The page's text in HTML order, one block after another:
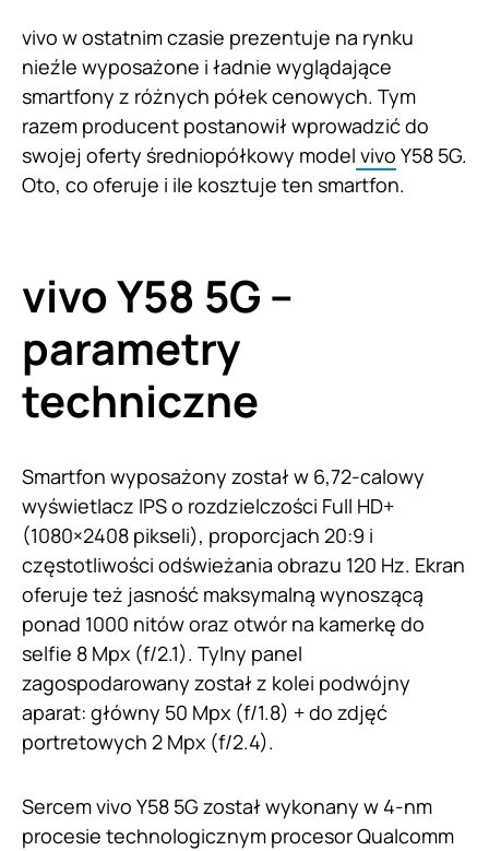
vivo w ostatnim czasie prezentuje na rynku
nieźle wyposażone i ładnie wyglądające
smartfony z różnych półek cenowych. Tym
razem producent postanowił wprowadzić do
swojej oferty średniopółkowy model vivo Y58 5G.
Oto, co oferuje i ile kosztuje ten smartfon.
vivo Y58 5G –
parametry
techniczne
Smartfon wyposażony został w 6,72-calowy
wyświetlacz IPS o rozdzielczości Full HD+
(1080×2408 pikseli), proporcjach 20:9 i
częstotliwości odświeżania obrazu 120 Hz. Ekran
oferuje też jasność maksymalną wynoszącą
ponad 1000 nitów oraz otwór na kamerkę do
selfie 8 Mpx (f/2.1). Tylny panel
zagospodarowany został z kolei podwójny
aparat: główny 50 Mpx (f/1.8) + do zdjęć
portretowych 2 Mpx (f/2.4).
Sercem vivo Y58 5G został wykonany w 4-nm
procesie technologicznym procesor Qualcomm